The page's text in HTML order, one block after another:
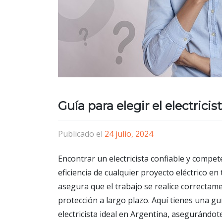
Guía para elegir el
Publicado el 24 julio, 2024
Encontrar un electricista confiable y
eficiencia de cualquier proyecto eléctrico
asegura que el trabajo se realice
protección a largo plazo. Aquí tienes una
electricista ideal en Argentina,